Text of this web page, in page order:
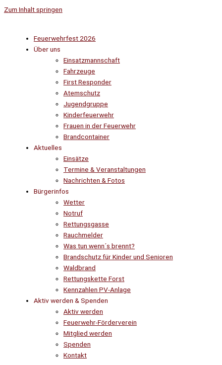
Zum Inhalt springen
Feuerwehrfest 2026
Über uns
Einsatzmannschaft
Fahrzeuge
First Responder
Atemschutz
Jugendgruppe
Kinderfeuerwehr
Frauen in der Feuerwehr
Brandcontainer
Aktuelles
Einsätze
Termine & Veranstaltungen
Nachrichten & Fotos
Bürgerinfos
Wetter
Notruf
Rettungsgasse
Rauchmelder
Was tun wenn´s brennt?
Brandschutz für Kinder und Senioren
Waldbrand
Rettungskette Forst
Kennzahlen PV-Anlage
Aktiv werden & Spenden
Aktiv werden
Feuerwehr-Förderverein
Mitglied werden
Spenden
Kontakt